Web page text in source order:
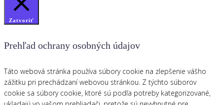
Zatvoriť
Prehľad ochrany osobných údajov
Táto webová stránka používa súbory cookie na zlepšenie vášho
zážitku pri prechádzaní webovou stránkou. Z týchto súborov
cookie sa súbory cookie, ktoré sú podľa potreby kategorizované,